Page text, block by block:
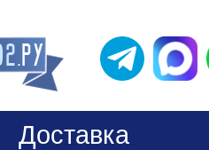
Доставка